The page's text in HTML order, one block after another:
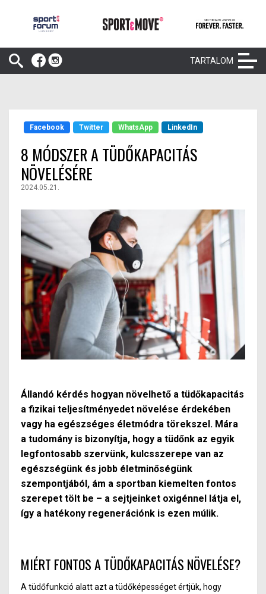
TARTALOM
Facebook Twitter WhatsApp LinkedIn
8 MÓDSZER A TÜDŐKAPACITÁS
NÖVELÉSÉRE
2024.05.21.
Állandó kérdés hogyan növelhető a tüdőkapacitás
a fizikai teljesítményedet növelése érdekében
vagy ha egészséges életmódra törekszel. Mára
a tudomány is bizonyítja, hogy a tüdőnk az egyik
legfontosabb szervünk, kulcsszerepe van az
egészségünk és jobb életminőségünk
szempontjából, ám a sportban kiemelten fontos
szerepet tölt be – a sejtjeinket oxigénnel látja el,
így a hatékony regenerációnk is ezen múlik.
MIÉRT FONTOS A TÜDŐKAPACITÁS NÖVELÉSE?
A tüdőfunkció alatt azt a tüdőképességet értjük, hogy